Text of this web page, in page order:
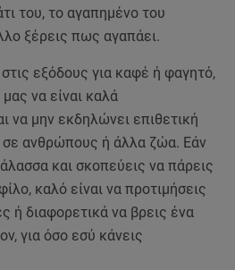
του, το αγαπημένο του
ξέρεις πως αγαπάει.
εξόδους για καφέ ή φαγητό,
να είναι καλά
να μην εκδηλώνει επιθετική
σε ανθρώπους ή άλλα ζώα. Εάν
και σκοπεύεις να πάρεις
καλό είναι να προτιμήσεις
ή διαφορετικά να βρεις ένα
για όσο εσύ κάνεις